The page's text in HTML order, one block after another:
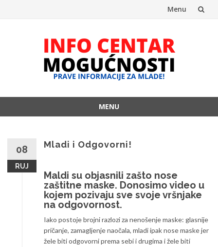
Menu
MENU
08
RUJ
Mladi i Odgovorni!
Maldi su objasnili zašto nose
zaštitne maske. Donosimo video u
kojem pozivaju sve svoje vršnjake
na odgovornost.
Iako postoje brojni razlozi za nenošenje maske: glasnije
pričanje, zamagljenje naočala, mladi ipak nose maske jer
žele biti odgovorni prema sebi i drugima i žele biti